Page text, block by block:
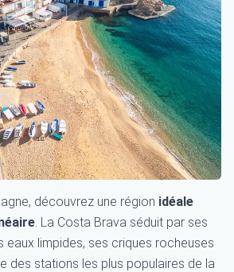
découvrez une région idéale
. La Costa Brava séduit par ses
eaux limpides, ses criques rocheuses
des stations les plus populaires de la